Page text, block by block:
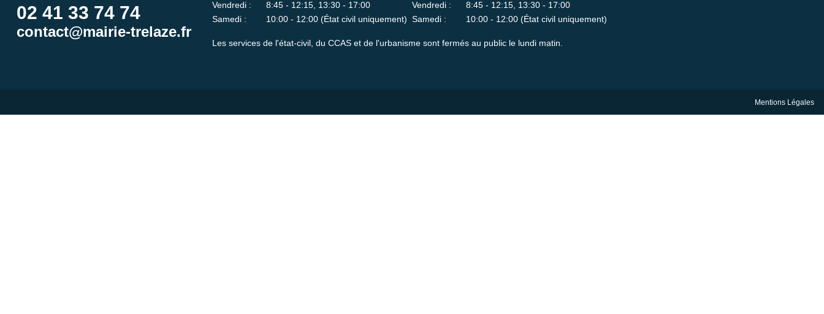
02 41 33 74 74
contact@mairie-trelaze.fr
Vendredi :
8:45 - 12:15, 13:30 - 17:00
Samedi :
10:00 - 12:00 (État civil uniquement)
Vendredi :
8:45 - 12:15, 13:30 - 17:00
Samedi :
10:00 - 12:00 (État civil uniquement)
Les services de l'état-civil, du CCAS et de l'urbanisme sont fermés au public le lundi matin.
Mentions Légales